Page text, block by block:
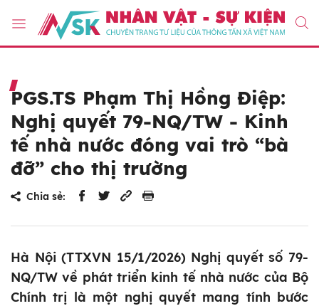
PGS.TS Phạm Thị Hồng Điệp:
Nghị quyết 79-NQ/TW - Kinh
tế nhà nước đóng vai trò “bà
đỡ” cho thị trường
Chia sẻ:
Hà Nội (TTXVN 15/1/2026) Nghị quyết số 79-
NQ/TW về phát triển kinh tế nhà nước của Bộ
Chính trị là một nghị quyết mang tính bước